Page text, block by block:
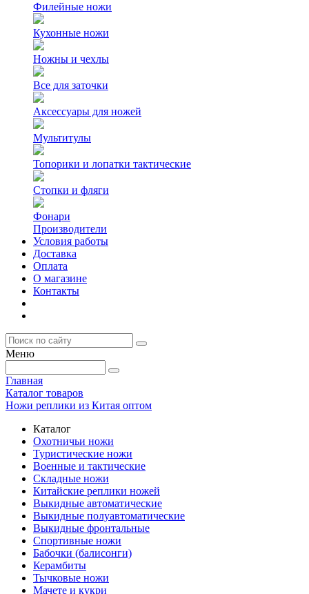
Филейные ножи
Кухонные ножи
Ножны и чехлы
Все для заточки
Аксессуары для ножей
Мультитулы
Топорики и лопатки тактические
Стопки и фляги
Фонари
Производители
Условия работы
Доставка
Оплата
О магазине
Контакты
Меню
Главная
Каталог товаров
Ножи реплики из Китая оптом
Каталог
Охотничьи ножи
Туристические ножи
Военные и тактические
Складные ножи
Китайские реплики ножей
Выкидные автоматические
Выкидные полуавтоматические
Выкидные фронтальные
Спортивные ножи
Бабочки (балисонги)
Керамбиты
Тычковые ножи
Мачете и кукри